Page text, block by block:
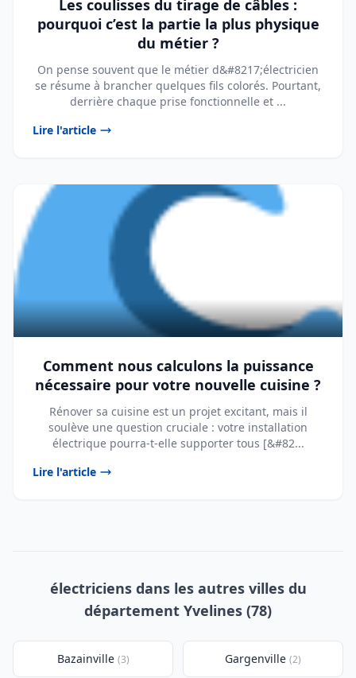
Les coulisses du tirage de câbles :
pourquoi c’est la partie la plus physique
du métier ?
On pense souvent que le métier d&#8217;électricien
se résume à brancher quelques fils colorés. Pourtant,
derrière chaque prise fonctionnelle et ...
Lire l'article
Comment nous calculons la puissance
nécessaire pour votre nouvelle cuisine ?
Rénover sa cuisine est un projet excitant, mais il
soulève une question cruciale : votre installation
électrique pourra-t-elle supporter tous [&#82...
Lire l'article
électriciens dans les autres villes du
département Yvelines (78)
Bazainville (3) Gargenville (2)